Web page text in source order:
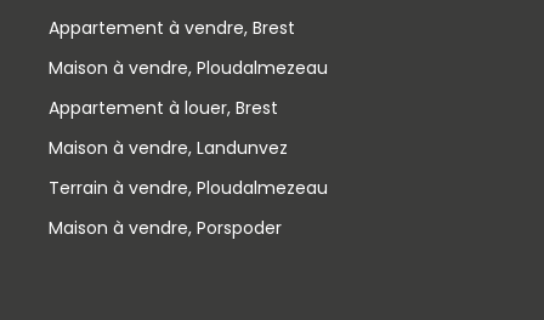
Appartement à vendre, Brest
Maison à vendre, Ploudalmezeau
Appartement à louer, Brest
Maison à vendre, Landunvez
Terrain à vendre, Ploudalmezeau
Maison à vendre, Porspoder